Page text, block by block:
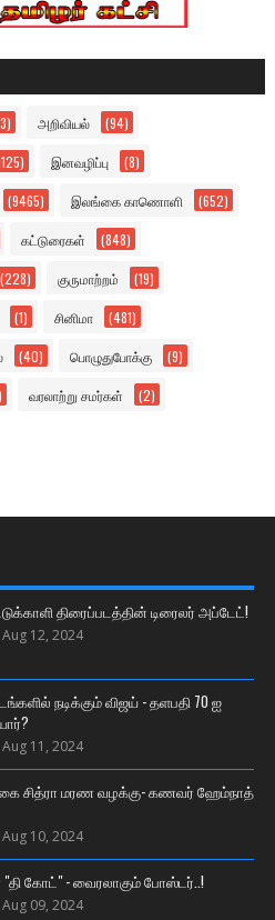
அறிவியல் (94)
இனவழிப்பு (8)
(9465) இலங்கை காணொளி (652)
கட்டுரைகள் (848)
(228) குருமாற்றம் (19)
(1) சினிமா (481)
(40) பொழுதுபோக்கு (9)
வரலாற்று சமர்கள் (2)
திரைப்படத்தின் டிரைலர் அப்டேட்!
Aug 12, 2024
நடிக்கும் விஜய் - தளபதி 70 ஐ
Aug 11, 2024
சித்ரா மரண வழக்கு- கணவர் ஹேம்நாத்
Aug 10, 2024
"தி கோட்" - வைரலாகும் போஸ்டர்..!
Aug 09, 2024